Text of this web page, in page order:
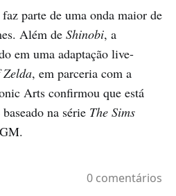
parte de uma onda maior de
Além de Shinobi, a
em uma adaptação live-
Zelda, em parceria com a
Arts confirmou que está
na série The Sims